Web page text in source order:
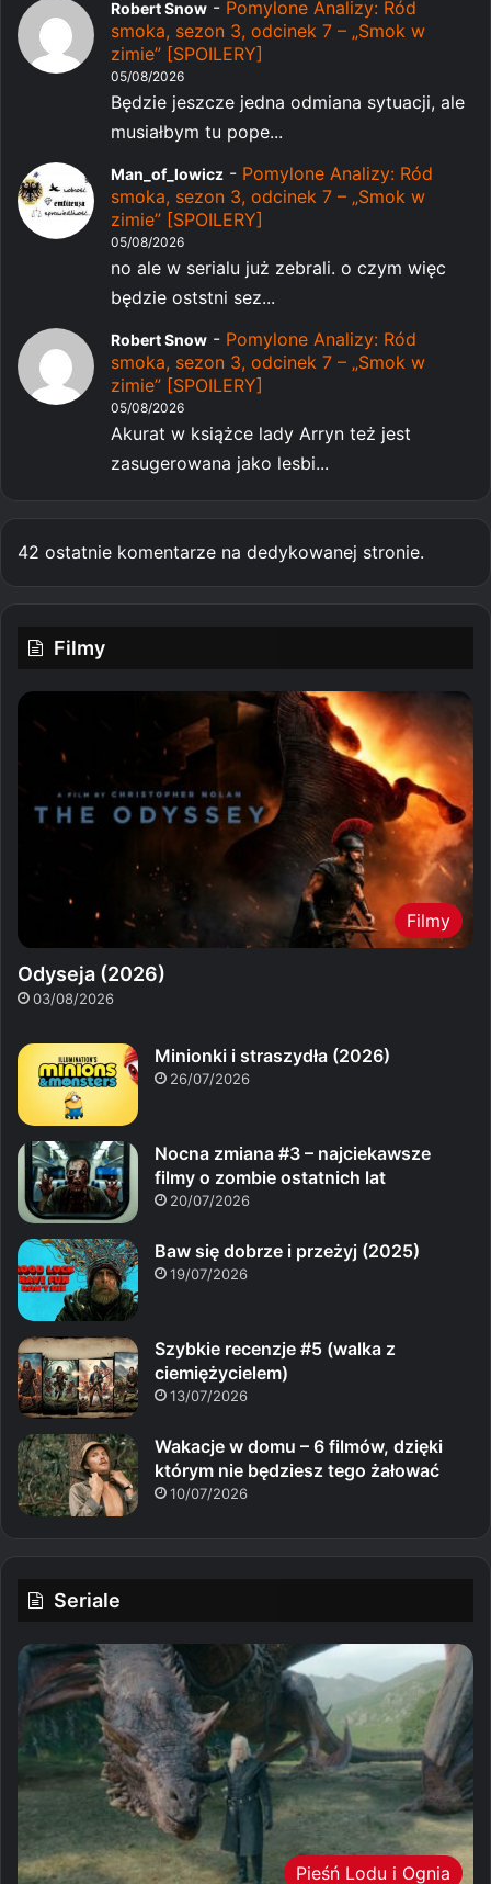
Robert Snow - Pomylone Analizy: Ród
smoka, sezon 3, odcinek 7 – „Smok w
zimie” [SPOILERY]
05/08/2026
Będzie jeszcze jedna odmiana sytuacji, ale
musiałbym tu pope...
Man_of_lowicz - Pomylone Analizy: Ród
smoka, sezon 3, odcinek 7 – „Smok w
zimie” [SPOILERY]
05/08/2026
no ale w serialu już zebrali. o czym więc
będzie oststni sez...
Robert Snow - Pomylone Analizy: Ród
smoka, sezon 3, odcinek 7 – „Smok w
zimie” [SPOILERY]
05/08/2026
Akurat w książce lady Arryn też jest
zasugerowana jako lesbi...
42 ostatnie komentarze na dedykowanej stronie.
Filmy
Filmy
Odyseja (2026)
03/08/2026
Minionki i straszydła (2026)
26/07/2026
Nocna zmiana #3 – najciekawsze
filmy o zombie ostatnich lat
20/07/2026
Baw się dobrze i przeżyj (2025)
19/07/2026
Szybkie recenzje #5 (walka z
ciemiężycielem)
13/07/2026
Wakacje w domu – 6 filmów, dzięki
którym nie będziesz tego żałować
10/07/2026
Seriale
Pieśń Lodu i Ognia